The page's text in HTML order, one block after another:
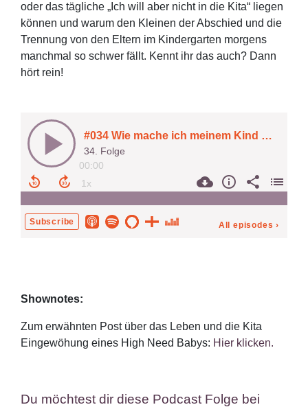
oder das tägliche „Ich will aber nicht in die Kita“ liegen
können und warum den Kleinen der Abschied und die
Trennung von den Eltern im Kindergarten morgens
manchmal so schwer fällt. Kennt ihr das auch? Dann
hört rein!
Shownotes:
Zum erwähnten Post über das Leben und die Kita
Eingewöhung eines High Need Babys: Hier klicken.
Du möchtest dir diese Podcast Folge bei